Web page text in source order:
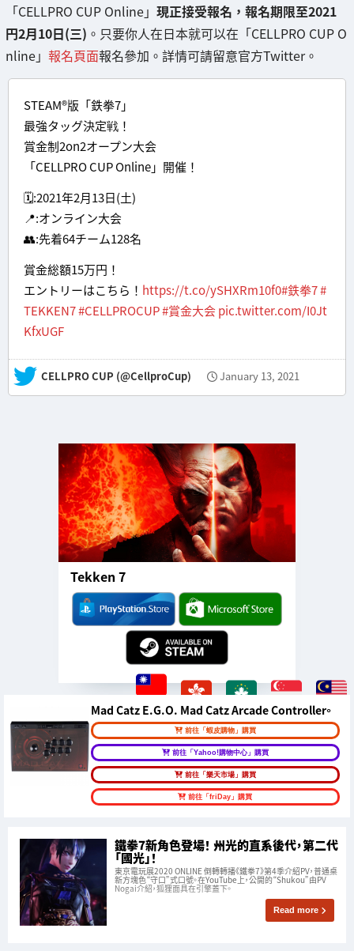
「CELLPRO CUP Online」 現正接受報名，報名期限至2021
円2月10日(三) 。只要你人在日本就可以在「CELLPRO CUP O
nline」 報名頁面報名參加。詳情可請留意官方Twitter。
STEAM®︎版「鉄拳7」
最強タッグ決定戦！
賞金制2on2オープン大会
「CELLPRO CUP Online」開催！
🗓:2021年2月13日(土)
📍:オンライン大会
👥:先着64チーム128名
賞金総額15万円！
エントリーはこちら！ https://t.co/ySHXRm10f0#鉄拳7#
TEKKEN7#CELLPROCUP#賞金大会pic.twitter.com/I0Jt
KfxUGF
— CELLPRO CUP (@CellproCup) January 13, 2021
Tekken 7
Mad Catz E.G.O. Mad Catz Arcade Controller。
前往「蝦皮購物」購買
前往「Yahoo!購物中心」購買
前往「樂天市場」購買
前往「friDay」購買
鐵拳7新角色登場！ 州光的直系後代，第二代
「國光」！
東京電玩展2020 ONLINE 倒轉轉播《鐵拳7》第4季介紹PV，普通桌
新方塊色“守口”式口號。在YouTube上，公開的“Shukou”由PV
Nogai介紹，狐狸面具在引擎蓋下。
Read more